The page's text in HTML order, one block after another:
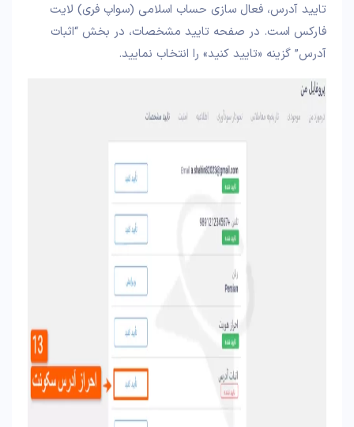
تایید آدرس، فعال سازی حساب اسلامی (سواپ فری) لایت
فارکس است. در صفحه تایید مشخصات، در بخش “اثبات
آدرس” گزینه «تایید کنید» را انتخاب نمایید.